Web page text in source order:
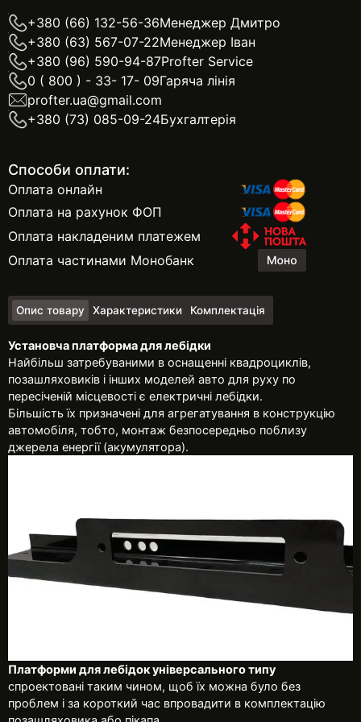
+380 (66) 132-56-36Менеджер Дмитро
+380 (63) 567-07-22Менеджер Іван
+380 (96) 590-94-87Profter Service
0 ( 800 ) - 33- 17- 09Гаряча лінія
profter.ua@gmail.com
+380 (73) 085-09-24Бухгалтерія
Способи оплати:
Оплата онлайн
Оплата на рахунок ФОП
Оплата накладеним платежем
Оплата частинами Монобанк
Опис товару Характеристики Комплектація
Установча платформа для лебідки
Найбільш затребуваними в оснащенні квадроциклів,
позашляховиків і інших моделей авто для руху по
пересіченій місцевості є електричні лебідки.
Більшість їх призначені для агрегатування в конструкцію
автомобіля, тобто, монтаж безпосередньо поблизу
джерела енергії (акумулятора).
Платформи для лебідок універсального типу
спроектовані таким чином, щоб їх можна було без
проблем і за короткий час впровадити в комплектацію